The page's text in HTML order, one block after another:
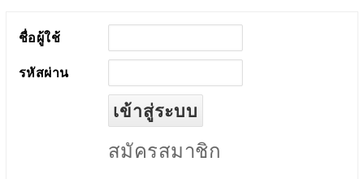
ชื่อผู้ใช้
รหัสผ่าน
สมัครสมาชิก